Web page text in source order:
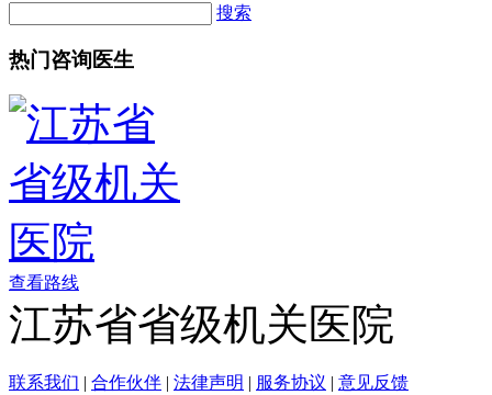
搜索
热门咨询医生
查看路线
江苏省省级机关医院
联系我们 | 合作伙伴 | 法律声明 | 服务协议 | 意见反馈